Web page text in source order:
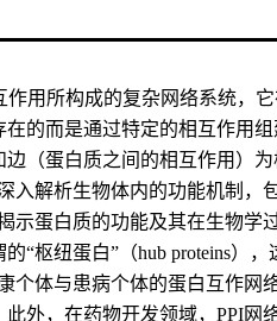
作用所构成的复杂网络系统，
的而是通过特定的相互作用
（蛋白质之间的相互作用）
入解析生物体内的功能机制，
示蛋白质的功能及其在生物学
“枢纽蛋白”（hub proteins），
个体与患病个体的蛋白互作网
外，在药物开发领域，PPI网